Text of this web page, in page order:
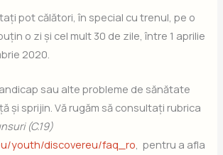
pot călători, în special cu trenul, pe o
o zi și cel mult 30 de zile, între 1 aprilie
2020.
sau alte probleme de sănătate
și sprijin. Vă rugăm să consultați rubrica
(C.19)
youth/discovereu/faq_ro, pentru a afla